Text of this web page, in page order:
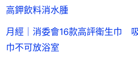
高鉀飲料消水腫
月經｜消委會16款高評衛生巾
巾不可放浴室